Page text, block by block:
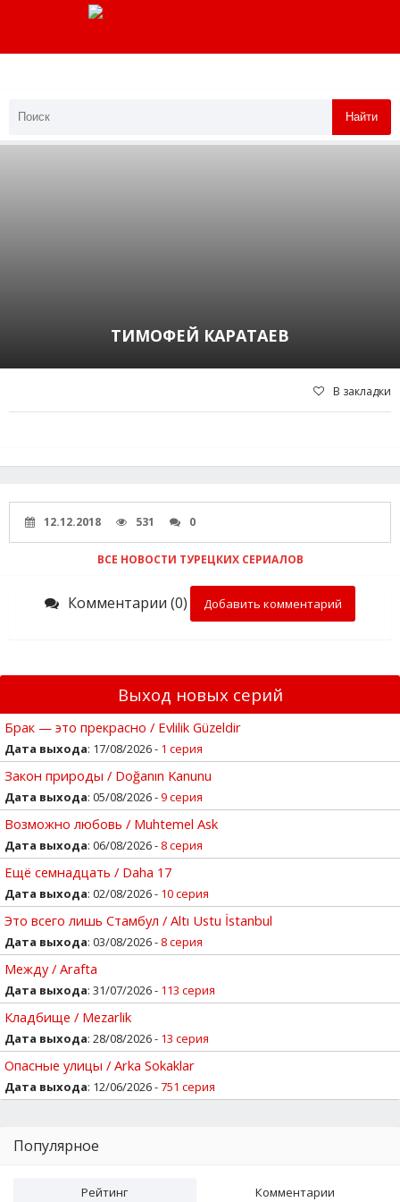
Найти
ТИМОФЕЙ КАРАТАЕВ
В закладки
12.12.2018 531 0
ВСЕ НОВОСТИ ТУРЕЦКИХ СЕРИАЛОВ
Комментарии (0) Добавить комментарий
Выход новых серий
Брак — это прекрасно / Evlilik Güzeldir
Дата выхода: 17/08/2026 - 1 серия
Закон природы / Doğanın Kanunu
Дата выхода: 05/08/2026 -9 серия
Возможно любовь / Muhtemel Ask
Дата выхода: 06/08/2026 - 8 серия
Ещё семнадцать / Daha 17
Дата выхода: 02/08/2026 - 10 серия
Это всего лишь Стамбул / Altı Ustu İstanbul
Дата выхода: 03/08/2026 - 8 серия
Между / Arafta
Дата выхода: 31/07/2026 - 113 серия
Кладбище / Mezarlik
Дата выхода: 28/08/2026 - 13 серия
Опасные улицы / Arka Sokaklar
Дата выхода: 12/06/2026 -751 серия
Популярное
Рейтинг Комментарии